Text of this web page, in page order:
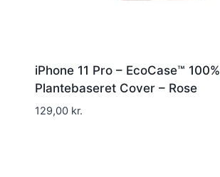
iPhone 11 Pro – EcoCase™ 100%
Plantebaseret Cover – Rose
129,00 kr.